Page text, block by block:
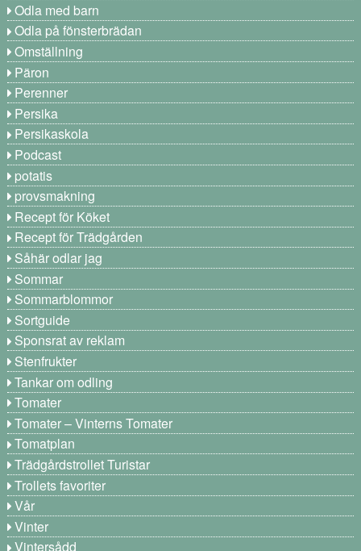
Odla med barn
Odla på fönsterbrädan
Omställning
Päron
Perenner
Persika
Persikaskola
Podcast
potatis
provsmakning
Recept för Köket
Recept för Trädgården
Såhär odlar jag
Sommar
Sommarblommor
Sortguide
Sponsrat av reklam
Stenfrukter
Tankar om odling
Tomater
Tomater – Vinterns Tomater
Tomatplan
Trädgårdstrollet Turistar
Trollets favoriter
Vår
Vinter
Vintersådd